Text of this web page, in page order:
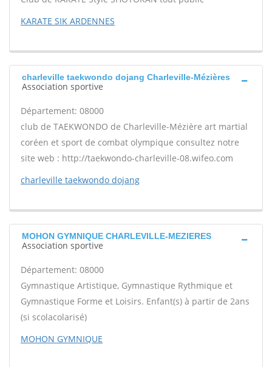
KARATE SIK ARDENNES
charleville taekwondo dojang Charleville-Mézières
Association sportive
Département: 08000
club de TAEKWONDO de Charleville-Mézière art martial
coréen et sport de combat olympique consultez notre
site web : http://taekwondo-charleville-08.wifeo.com
charleville taekwondo dojang
MOHON GYMNIQUE CHARLEVILLE-MEZIERES
Association sportive
Département: 08000
Gymnastique Artistique, Gymnastique Rythmique et
Gymnastique Forme et Loisirs. Enfant(s) à partir de 2ans
(si scolacolarisé)
MOHON GYMNIQUE